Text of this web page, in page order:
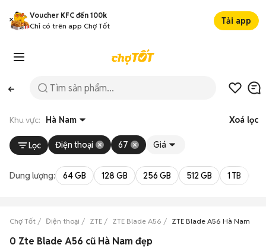
Voucher KFC đến 100k
Chỉ có trên app Chợ Tốt
Tải app
Khu vực: Hà Nam Xoá lọc
Lọc Điện thoại 67 Giá
Dung lượng: 64 GB 128 GB 256 GB 512 GB 1 TB
Chợ Tốt Điện thoại ZTE ZTE Blade A56 ZTE Blade A56 Hà Nam
0 Zte Blade A56 cũ Hà Nam đẹp